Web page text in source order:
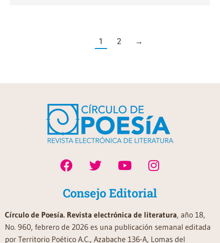
1 2 →
Consejo Editorial
Círculo de Poesía. Revista electrónica de literatura, año 18,
No. 960, febrero de 2026 es una publicación semanal editada
por Territorio Poético A.C., Azabache 136-A, Lomas del